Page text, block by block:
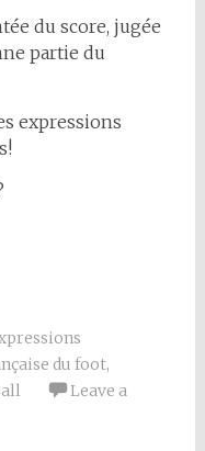
du score, jugée
partie du
expressions
du foot,
Leave a